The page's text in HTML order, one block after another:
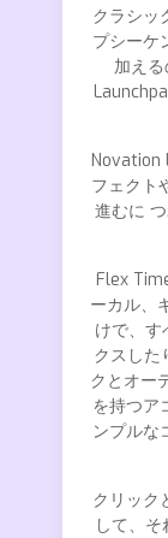
クラシッ
プシーケ
加え
Novation
フェクト
進むに
Flex
ーカル、
けで、
クスした
クとオー
を持つア
ンプルな
クリック
して、